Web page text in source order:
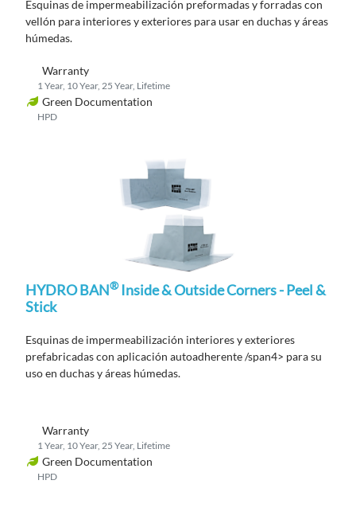
Esquinas de impermeabilización preformadas yforradas con
vellón para interiores y exteriores para usar en duchas y áreas
húmedas.
Warranty
1 Year, 10 Year, 25 Year, Lifetime
Green Documentation
HPD
HYDRO BAN®Inside & Outside Corners - Peel &
Stick
Esquinas de impermeabilización interiores y exteriores
prefabricadascon aplicación autoadherente /span4> para su
uso en duchas y áreas húmedas.
Warranty
1 Year, 10 Year, 25 Year, Lifetime
Green Documentation
HPD